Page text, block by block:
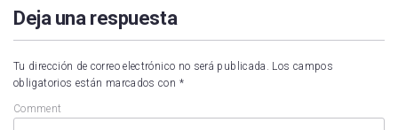
Deja una respuesta
Tu dirección de correo electrónico no será publicada. Los campos
obligatorios están marcados con *
Comment